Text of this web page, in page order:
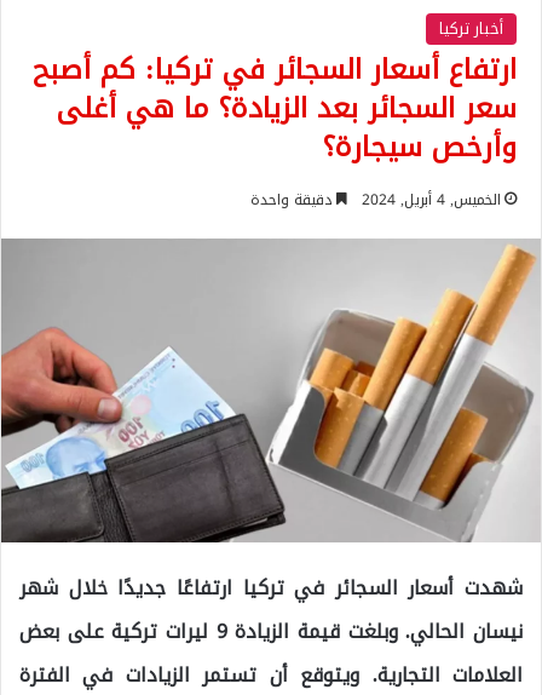
أخبار تركيا
ارتفاع أسعار السجائر في تركيا: كم أصبح
سعر السجائر بعد الزيادة؟ ما هي أغلى
وأرخص سيجارة؟
الخميس, 4 أبريل, 2024 دقيقة واحدة
شهدت أسعار السجائر في تركيا ارتفاعًا جديدًا خلال شهر
نيسان الحالي. وبلغت قيمة الزيادة 9 ليرات تركية على بعض
العلامات التجارية. ويتوقع أن تستمر الزيادات في الفترة